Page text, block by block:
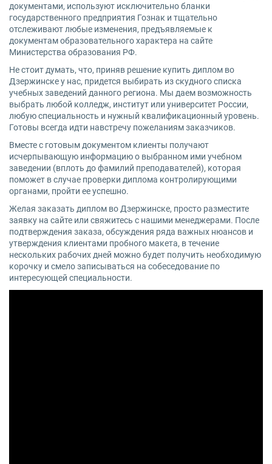
документами, используют исключительно бланки
государственного предприятия Гознак и тщательно
отслеживают любые изменения, предъявляемые к
документам образовательного характера на сайте
Министерства образования РФ.
Не стоит думать, что, приняв решение купить диплом во
Дзержинске у нас, придется выбирать из скудного списка
учебных заведений данного региона. Мы даем возможность
выбрать любой колледж, институт или университет России,
любую специальность и нужный квалификационный уровень.
Готовы всегда идти навстречу пожеланиям заказчиков.
Вместе с готовым документом клиенты получают
исчерпывающую информацию о выбранном ими учебном
заведении (вплоть до фамилий преподавателей), которая
поможет в случае проверки диплома контролирующими
органами, пройти ее успешно.
Желая заказать диплом во Дзержинске, просто разместите
заявку на сайте или свяжитесь с нашими менеджерами. После
подтверждения заказа, обсуждения ряда важных нюансов и
утверждения клиентами пробного макета, в течение
нескольких рабочих дней можно будет получить необходимую
корочку и смело записываться на собеседование по
интересующей специальности.